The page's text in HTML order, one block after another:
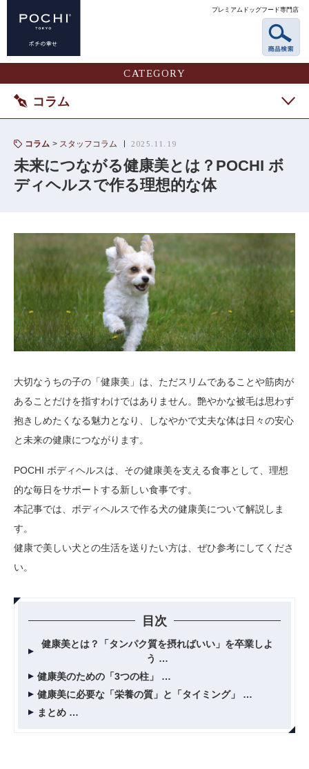
プレミアムドッグフード専門店
CATEGORY
コラム
コラム スタッフコラム 2025.11.19
未来につながる健康美とは？POCHI ボ
ディヘルスで作る理想的な体
大切なうちの子の「健康美」は、ただスリムであることや筋肉が
あることだけを指すわけではありません。艶やかな被毛は思わず
抱きしめたくなる魅力となり、しなやかで丈夫な体は日々の安心
と未来の健康につながります。
POCHI ボディヘルスは、その健康美を支える食事として、理想
的な毎日をサポートする新しい食事です。
本記事では、ボディヘルスで作る犬の健康美について解説しま
す。
健康で美しい犬との生活を送りたい方は、ぜひ参考にしてくださ
い。
目次
健康美とは？「タンパク質を摂ればいい」を卒業しよ
う
健康美のための「3つの柱」
健康美に必要な「栄養の質」と「タイミング」
まとめ